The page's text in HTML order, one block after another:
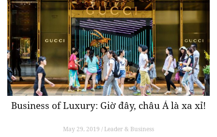
Business of Luxury: Giờ đây, châu Á là xa xỉ!
May 29, 2019 / Leader & Business